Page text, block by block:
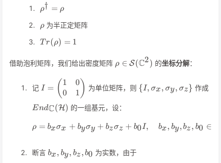
\rho^\dagger=\rho
ρ† = ρ
\rho
ρ 为半正定矩阵
Tr(\rho)=1
T r(ρ) = 1
借助泡利矩阵，我们给出密度矩阵 \rho\in\mathcal{S}
(\mathbb{C}^2)
ρ ∈ S(C2) 的坐标分解：
记 I=\begin{pmatrix}1
& 0\\ 0 &
1\end{pmatrix}
I = ( 1
0
0
1 ) 为单位矩阵，则 \
{I, σx, σy, σz} 作成
EndC(H) 的一组基元，设：
ρ = bxσx + byσy + bzσz + b0I, bx, by , bz, b0 ∈
断言 b_x,b_y,b_z,b_0
bx, by, bz , b0 为实数，由于